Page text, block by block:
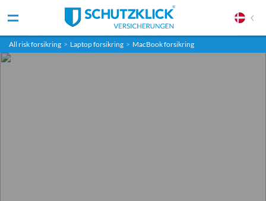
All risk forsikring > Laptop forsikring > MacBook forsikring